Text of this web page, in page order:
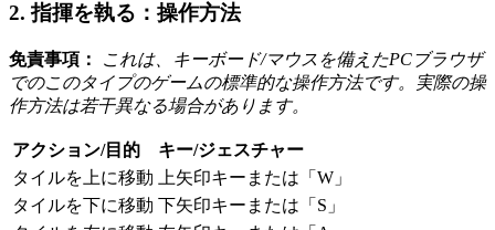
2. 指揮を執る：操作方法
免責事項：
これは、キーボード/マウスを備えたPCブラウザ
でのこのタイプのゲームの標準的な操作方法です。実際の操
作方法は若干異なる場合があります。
アクション/目的
キー/ジェスチャー
タイルを上に移動
上矢印キーまたは「W」
タイルを下に移動 下矢印キーまたは「S」